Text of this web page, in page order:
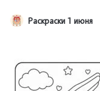
Раскраски 1 июня